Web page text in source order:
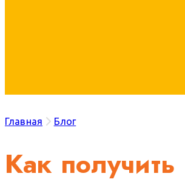
Главная Блог
Как получить